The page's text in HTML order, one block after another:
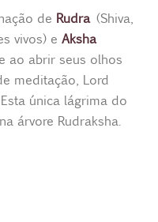
de Rudra(Shiva,
vivos) e Aksha
ao abrir seus olhos
meditação, Lord
única lágrima do
árvore Rudraksha.